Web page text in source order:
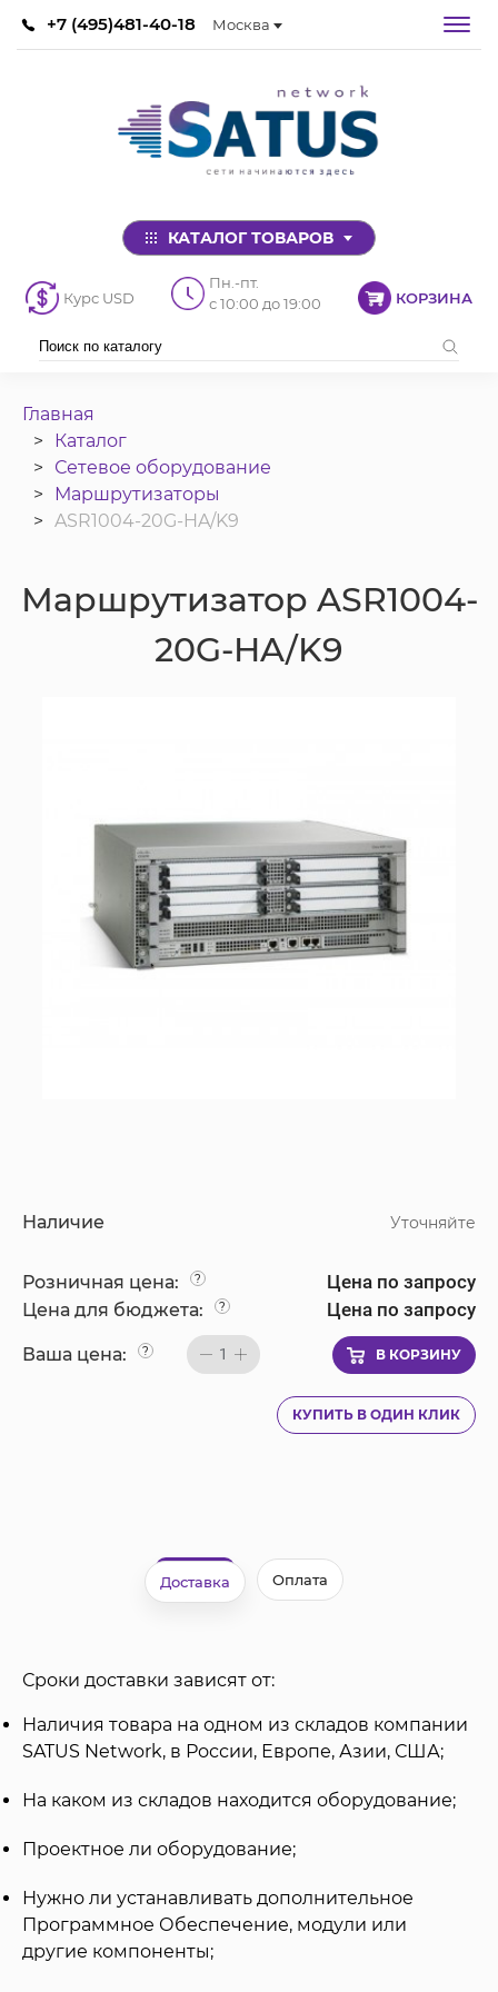
+7 (495)481-40-18 Москва
КАТАЛОГ ТОВАРОВ
Курс USD
Пн.-пт.
с 10:00 до 19:00
КОРЗИНА
Главная
Каталог
Сетевое оборудование
Маршрутизаторы
ASR1004-20G-HA/K9
Маршрутизатор ASR1004-
20G-HA/K9
Наличие Уточняйте
Розничная цена: ? Цена по запросу
Цена для бюджета: ? Цена по запросу
Ваша цена: ? 1 В КОРЗИНУ
КУПИТЬ В ОДИН КЛИК
Доставка Оплата
Сроки доставки зависят от:
Наличия товара на одном из складов компании
SATUS Network, в России, Европе, Азии, США;
На каком из складов находится оборудование;
Проектное ли оборудование;
Нужно ли устанавливать дополнительное
Программное Обеспечение, модули или
другие компоненты;